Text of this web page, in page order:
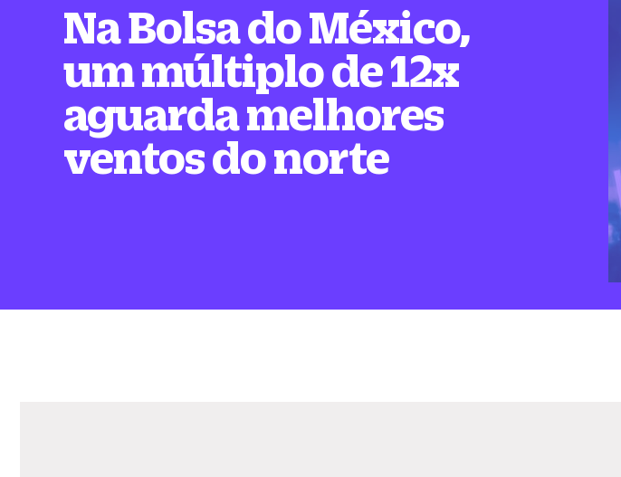
Na Bolsa do México,
um múltiplo de 12x
aguarda melhores
ventos do norte